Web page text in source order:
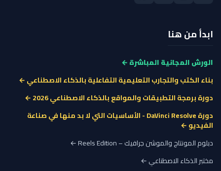
ابدأ من هنا
الورش المجانية المباشرة ←
بناء الكتب والتجارب التعليمية التفاعلية بالذكاء الاصطناعي ←
دورة برمجة التطبيقات والمواقع بالذكاء الاصطناعي 2026 ←
دورة DaVinci Resolve - الأساسيات التي لا بد منها في صناعة
الفيديو ←
دبلوم المونتاج والموشن جرافيك – Reels Edition ←
مختبر الذكاء الاصطناعي ←